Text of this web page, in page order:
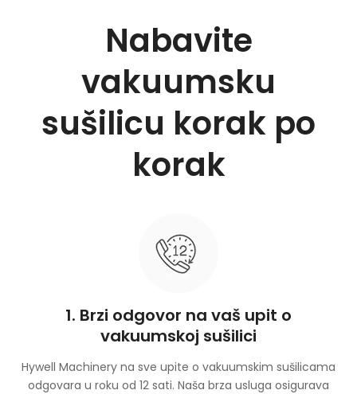
Nabavite
vakuumsku
sušilicu korak po
korak
1. Brzi odgovor na vaš upit o
vakuumskoj sušilici
Hywell Machinery na sve upite o vakuumskim sušilicama
odgovara u roku od 12 sati. Naša brza usluga osigurava